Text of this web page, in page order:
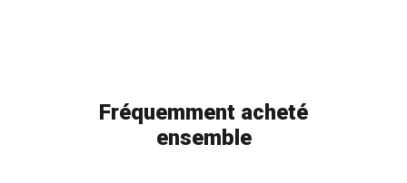
Fréquemment acheté
ensemble